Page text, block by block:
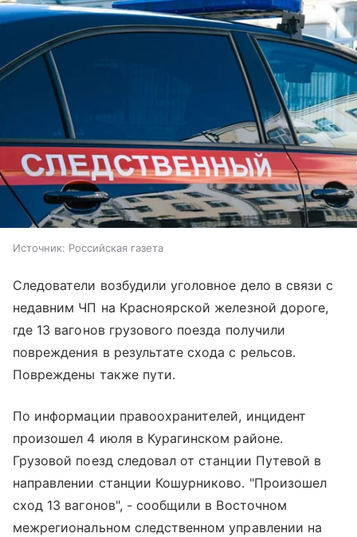
Источник: Российская газета
Следователи возбудили уголовное дело в связи с
недавним ЧП на Красноярской железной дороге,
где 13 вагонов грузового поезда получили
повреждения в результате схода с рельсов.
Повреждены также пути.
По информации правоохранителей, инцидент
произошел 4 июля в Курагинском районе.
Грузовой поезд следовал от станции Путевой в
направлении станции Кошурниково. "Произошел
сход 13 вагонов", - сообщили в Восточном
межрегиональном следственном управлении на